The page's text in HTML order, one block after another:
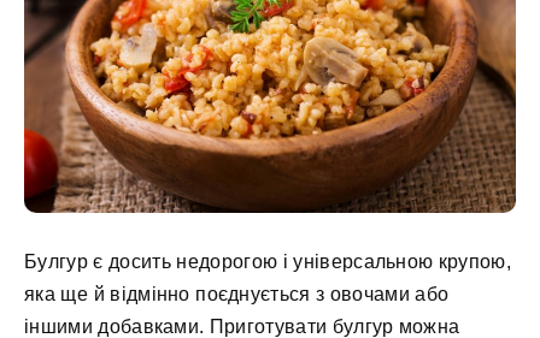
Булгур є досить недорогою і універсальною крупою,
яка ще й відмінно поєднується з овочами або
іншими добавками. Приготувати булгур можна